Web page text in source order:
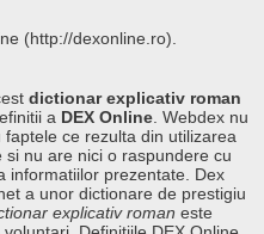
(http://dexonline.ro).
dictionar explicativ roman
a DEX Online . Webdex nu
ce rezulta din utilizarea
nu are nici o raspundere cu
informatiilor prezentate. Dex
a unor dictionare de prestigiu
explicativ roman este